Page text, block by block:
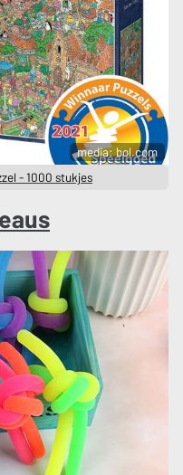
media: bol.com
- 1000 stukjes